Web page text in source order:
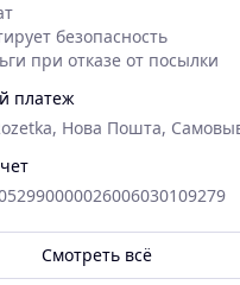
безопасность
при отказе от посылки
платеж
Нова Пошта,
Смотреть всё